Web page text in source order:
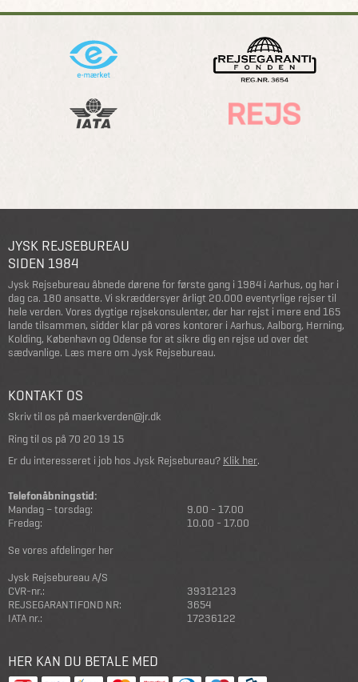
JYSK REJSEBUREAU
SIDEN 1984
Jysk Rejsebureau åbnede dørene for første gang i 1984 i Aarhus, og har i
dag ca. 180 ansatte. Vi skræddersyer årligt 20.000 eventyrlige rejser til
hele verden. Vores dygtige rejsekonsulenter, der har rejst i mere end 165
lande tilsammen, sidder klar på vores kontorer i Aarhus, Aalborg, Herning,
Kolding, København og Odense for at sikre dig en rejse ud over det
sædvanlige. Læs mere om Jysk Rejsebureau.
KONTAKT OS
Skriv til os på maerkverden@jr.dk
Ring til os på 70 20 19 15
Er du interesseret i job hos Jysk Rejsebureau? Klik her.
Telefonåbningstid:
Mandag – torsdag:
9.00 - 17.00
Fredag:
10.00 - 17.00
Se vores afdelinger her
Jysk Rejsebureau A/S
CVR-nr.:
39312123
REJSEGARANTIFOND NR:
3654
IATA nr.:
17236122
HER KAN DU BETALE MED